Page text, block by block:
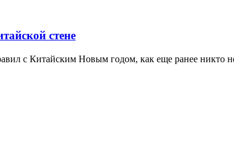
стене
с Китайским Новым годом, как еще ранее